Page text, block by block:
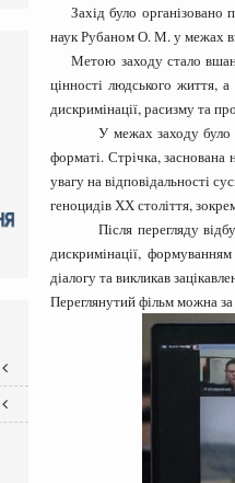
Захід було організовано
наук Рубаном О. М. у межах
Метою заходу стало
цінності людського життя,
дискримінації, расизму та
У межах заходу було
форматі. Стрічка, заснована
увагу на відповідальності
геноцидів ХХ століття,
Після перегляду
дискримінації,
діалогу та викликав
Переглянутий фільм можна